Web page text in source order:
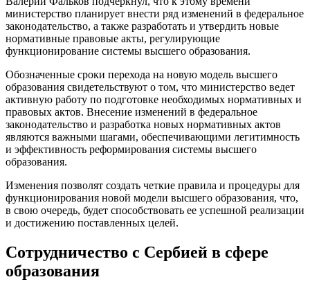
министерство планирует внести ряд изменений в федеральное
законодательство, а также разработать и утвердить новые
нормативные правовые акты, регулирующие
функционирование системы высшего образования.
Обозначенные сроки перехода на новую модель высшего
образования свидетельствуют о том, что министерство ведет
активную работу по подготовке необходимых нормативных и
правовых актов. Внесение изменений в федеральное
законодательство и разработка новых нормативных актов
являются важными шагами, обеспечивающими легитимность
и эффективность реформирования системы высшего
образования.
Изменения позволят создать четкие правила и процедуры для
функционирования новой модели высшего образования, что,
в свою очередь, будет способствовать ее успешной реализации
и достижению поставленных целей.
Сотрудничество с Сербией в сфере
образования